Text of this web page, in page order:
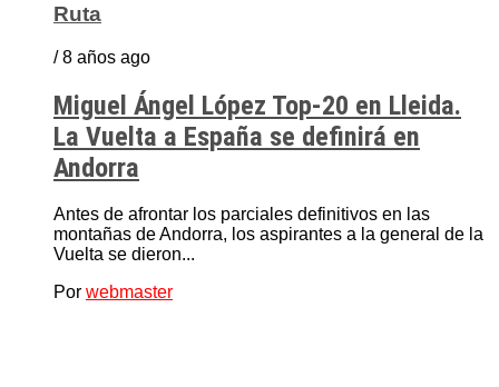
Ruta
/ 8 años ago
Miguel Ángel López Top-20 en Lleida.
La Vuelta a España se definirá en
Andorra
Antes de afrontar los parciales definitivos en las
montañas de Andorra, los aspirantes a la general de la
Vuelta se dieron...
Por webmaster